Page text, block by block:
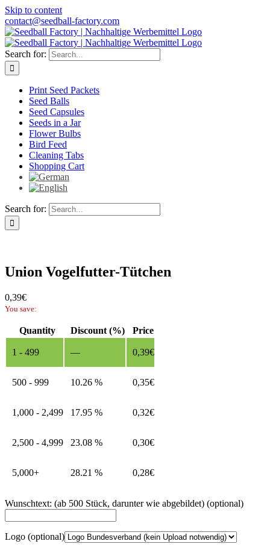
Skip to content
contact@seedball-factory.com
Search for:
Print Seed Packets
Seed Balls
Seed Capsules
Seeds in a Jar
Flower Bulbs
Bird Feed
Cleaning Tabs
Shopping Cart
Search for:
Union Vogelfutter-Tütchen
0,39€
You save:
Quantity Discount (%) Price
1 - 499 — 0,39€
500 - 999 10.26 % 0,35€
1,000 - 2,499 17.95 % 0,32€
2,500 - 4,999 23.08 % 0,30€
5,000+ 28.21 % 0,28€
Wunschtext: (ab 500 Stück, darunter wie abgebildet) (optional)
Logo (optional)